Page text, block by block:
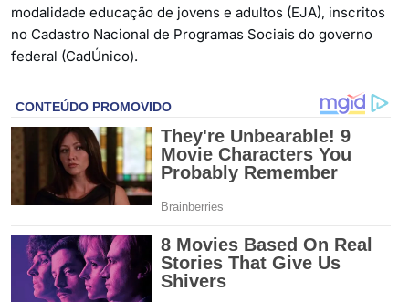
modalidade educação de jovens e adultos (EJA), inscritos
no Cadastro Nacional de Programas Sociais do governo
federal (CadÚnico).